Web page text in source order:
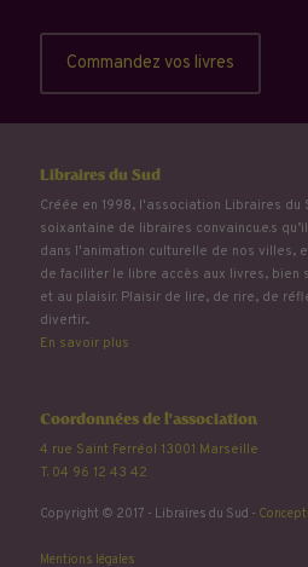
Commandez vos livres
Libraires du Sud
Créée en 1998, l'association Libraires du
soixantaine de libraires convaincu.e.s
dans l'animation culturelle de nos villes,
de faciliter le libre accès aux livres, bien
et au plaisir. Plaisir de lire, de rire, de
divertir...
En savoir plus
Coordonnées de l'association
4 rue Saint Ferréol 13001 Marseille
T. 04 96 12 43 42
Copyright © 2017 - Libraires du Sud -
Mentions légales